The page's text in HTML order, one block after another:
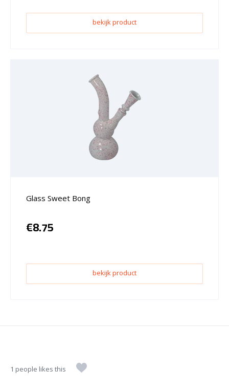
bekijk product
Glass Sweet Bong
€8.75
bekijk product
1 people likes this